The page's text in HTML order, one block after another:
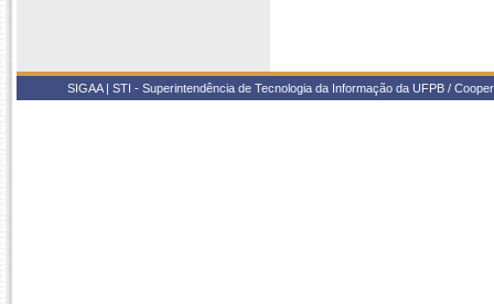
SIGAA | STI - Superintendência de Tecnologia da Informação da UFPB /